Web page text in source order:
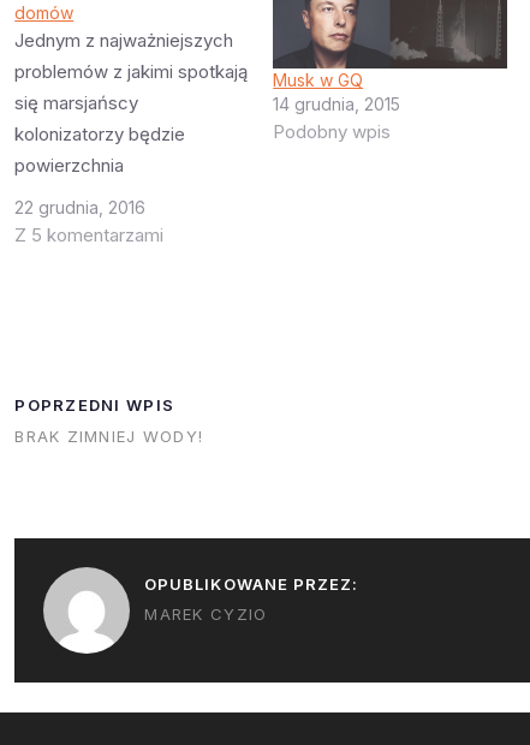
domów
Jednym z najważniejszych
problemów z jakimi spotkają
się marsjańscy
kolonizatorzy będzie
powierzchnia
mieszkaniowa. Jak do tej
pory słyszeliśmy o
sposób jak moduły Bigelow,
wierceniu pod ziemią itp.
ciężkie…
22 grudnia, 2016
Z 5 komentarzami
Musk w GQ
14 grudnia, 2015
Podobny wpis
POPRZEDNI WPIS
BRAK ZIMNIEJ WODY!
OPUBLIKOWANE PRZEZ:
MAREK CYZIO